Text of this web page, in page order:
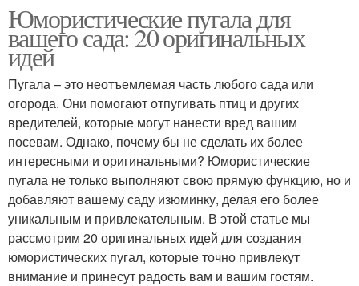
Юмористические пугала для
вашего сада: 20 оригинальных
идей
Пугала – это неотъемлемая часть любого сада или
огорода. Они помогают отпугивать птиц и других
вредителей, которые могут нанести вред вашим
посевам. Однако, почему бы не сделать их более
интересными и оригинальными? Юмористические
пугала не только выполняют свою прямую функцию, но и
добавляют вашему саду изюминку, делая его более
уникальным и привлекательным. В этой статье мы
рассмотрим 20 оригинальных идей для создания
юмористических пугал, которые точно привлекут
внимание и принесут радость вам и вашим гостям.